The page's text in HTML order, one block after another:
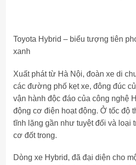
Toyota Hybrid – biểu tượng tiên
xanh
Xuất phát từ Hà Nội, đoàn xe di
các đường phố kẹt xe, đông đúc
vận hành độc đáo của công nghệ
động cơ điện hoạt động. Ở tốc độ
tĩnh lặng gần như tuyệt đối và loại
cơ đốt trong.
Dòng xe Hybrid, đã đại diện cho